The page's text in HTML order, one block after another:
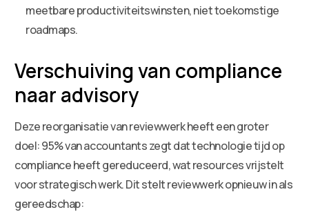
meetbare productiviteitswinsten, niet toekomstige
roadmaps.
Verschuiving van compliance
naar advisory
Deze reorganisatie van reviewwerk heeft een groter
doel: 95% van accountants zegt dat technologie tijd op
compliance heeft gereduceerd, wat resources vrijstelt
voor strategisch werk. Dit stelt reviewwerk opnieuw in als
gereedschap: